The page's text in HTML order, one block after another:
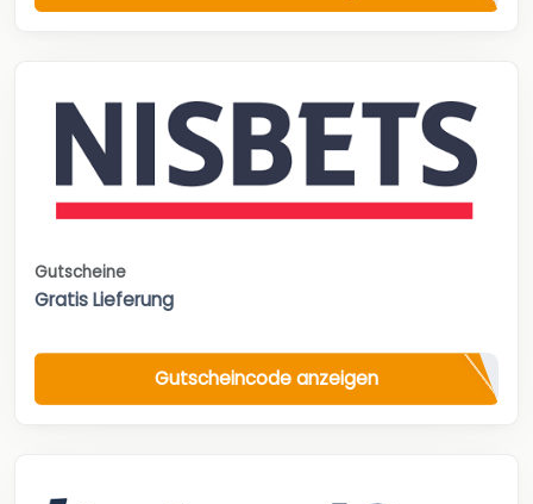
Gutscheine
Gratis Lieferung
Gutscheincode anzeigen